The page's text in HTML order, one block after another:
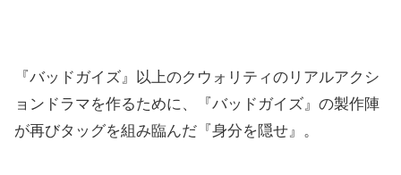
『バッドガイズ』以上のクウォリティのリアルアクシ
ョンドラマを作るために、『バッドガイズ』の製作陣
が再びタッグを組み臨んだ『身分を隠せ』。